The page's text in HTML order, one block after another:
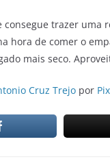
trazer uma
hora de comer o
mais seco.
Cruz Trejopor